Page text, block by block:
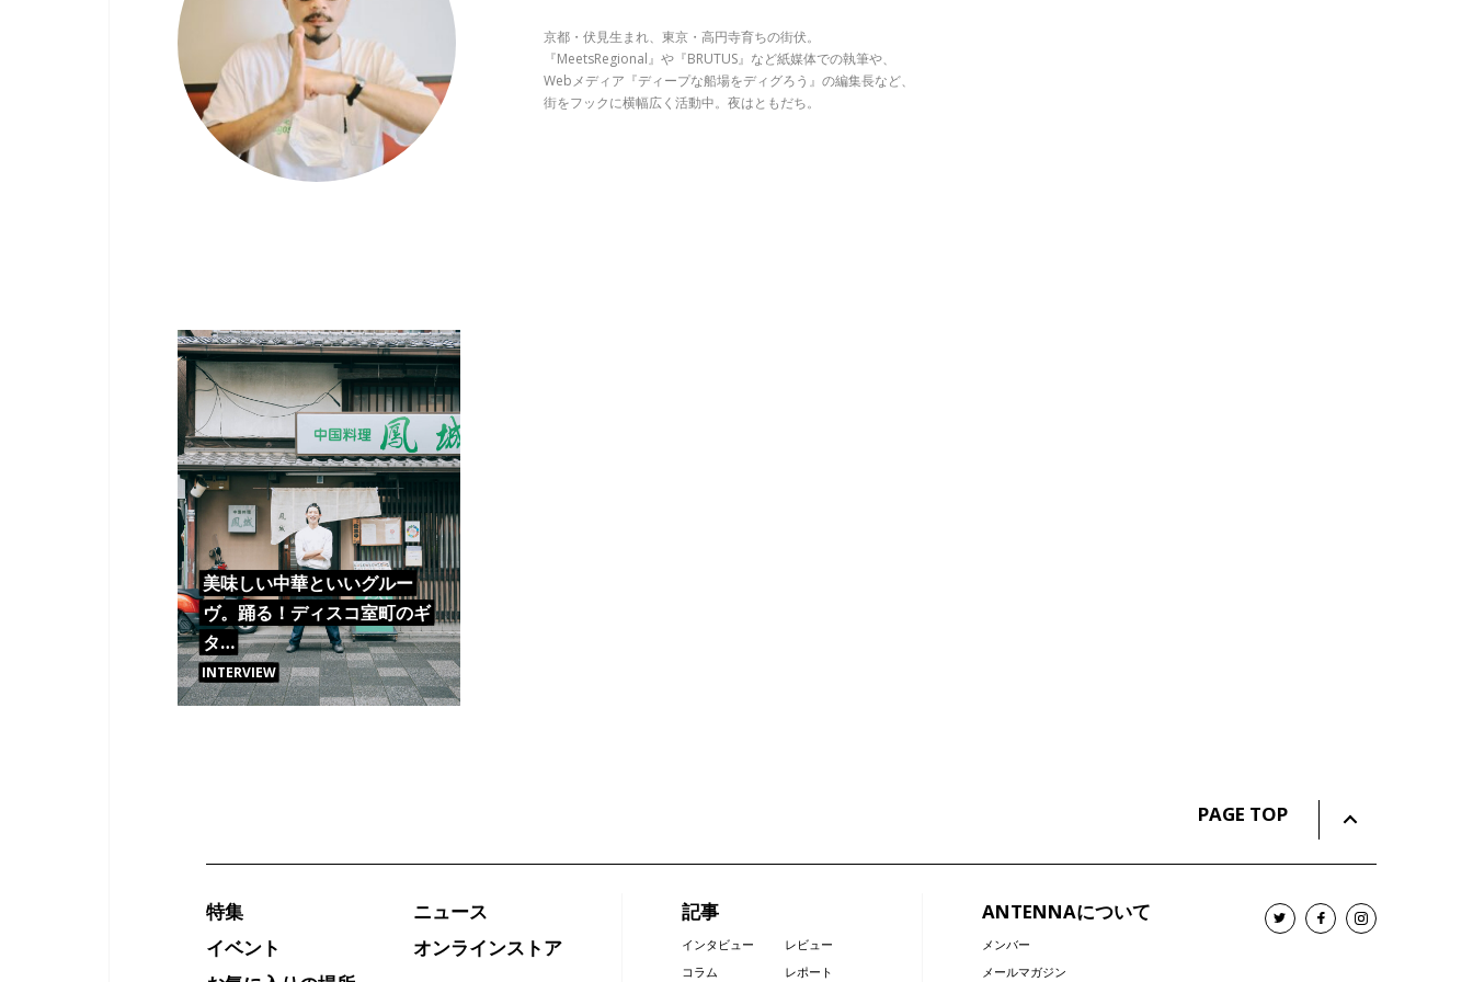
京都・伏見生まれ、東京・高円寺育ちの街伏。
『MeetsRegional』や『BRUTUS』など紙媒体での執筆や、
Webメディア『ディープな船場をディグろう』の編集長など、
街をフックに横幅広く活動中。夜はともだち。
美味しい中華といいグルー
ヴ。踊る！ディスコ室町のギ
タ…
INTERVIEW
PAGE TOP
特集
イベント
ニュース
オンラインストア
記事
インタビュー
コラム
レビュー
レポート
ANTENNAについて
メンバー
メールマガジン